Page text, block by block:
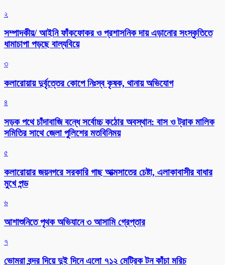
২
সম্পাদকীয়/ আইনি ফাঁকফোকর ও প্রশাসনিক দায় এড়ানোর সংস্কৃতিতে
ধামাচাপা পড়ছে বাল্যবিয়ে
৩
কলারোয়ায় দুর্বৃত্তের কোপে নিঃস্ব কৃষক, থানায় অভিযোগ
৪
সড়ক পথে চাঁদাবাজি বন্ধে সর্বোচ্চ কঠোর অবস্থান: বাস ও ট্রাক মালিক
সমিতির সাথে জেলা পুলিশের মতবিনিময়
৫
কলারোয়ার জয়নগরে সরকারি গাছ আত্মসাতের চেষ্টা, এলাকাবাসীর বাধার
মুখে পন্ড
৬
আশাশুনিতে পৃথক অভিযানে ৩ আসামি গ্রেপ্তার
৭
ভোমরা বন্দর দিয়ে দুই দিনে এলো ৭১২ মেট্রিক টন কাঁচা মরিচ